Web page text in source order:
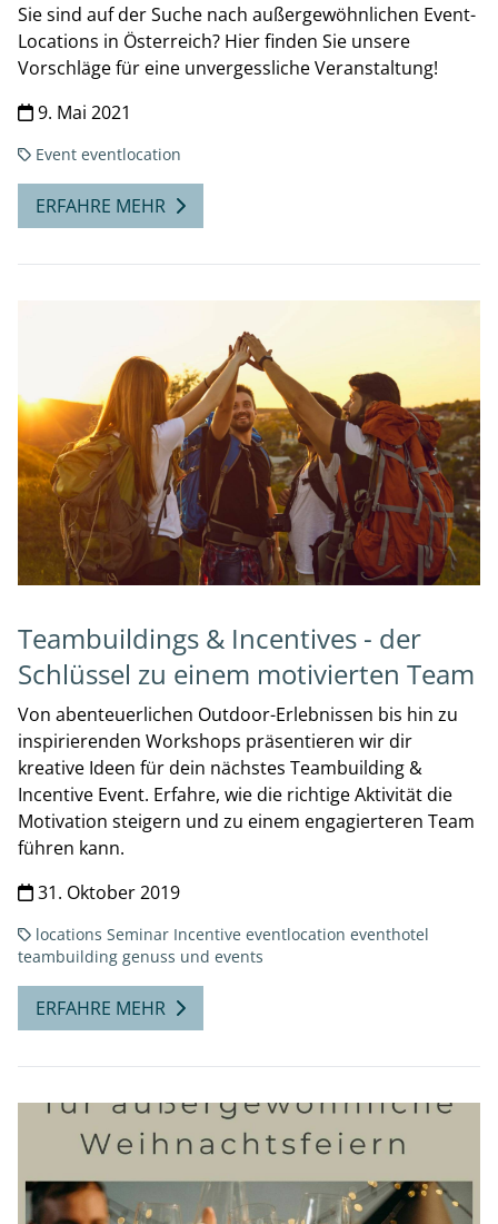
Sie sind auf der Suche nach außergewöhnlichen Event-
Locations in Österreich? Hier finden Sie unsere
Vorschläge für eine unvergessliche Veranstaltung!
9. Mai 2021
Event eventlocation
ERFAHRE MEHR
Teambuildings & Incentives - der
Schlüssel zu einem motivierten Team
Von abenteuerlichen Outdoor-Erlebnissen bis hin zu
inspirierenden Workshops präsentieren wir dir
kreative Ideen für dein nächstes Teambuilding &
Incentive Event. Erfahre, wie die richtige Aktivität die
Motivation steigern und zu einem engagierteren Team
führen kann.
31. Oktober 2019
locations Seminar Incentive eventlocation eventhotel
teambuilding genuss und events
ERFAHRE MEHR